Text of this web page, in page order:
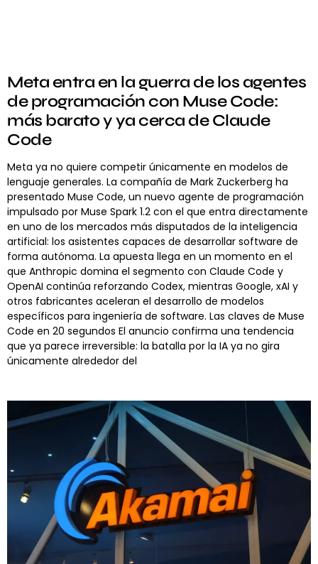
Meta entra en la guerra de los agentes
de programación con Muse Code:
más barato y ya cerca de Claude
Code
Meta ya no quiere competir únicamente en modelos de
lenguaje generales. La compañía de Mark Zuckerberg ha
presentado Muse Code, un nuevo agente de programación
impulsado por Muse Spark 1.2 con el que entra directamente
en uno de los mercados más disputados de la inteligencia
artificial: los asistentes capaces de desarrollar software de
forma autónoma. La apuesta llega en un momento en el
que Anthropic domina el segmento con Claude Code y
OpenAI continúa reforzando Codex, mientras Google, xAI y
otros fabricantes aceleran el desarrollo de modelos
específicos para ingeniería de software. Las claves de Muse
Code en 20 segundos El anuncio confirma una tendencia
que ya parece irreversible: la batalla por la IA ya no gira
únicamente alrededor del